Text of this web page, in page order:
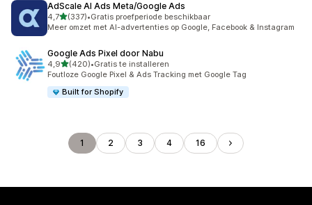
AdScale AI Ads Meta/Google Ads
4,7van 5 sterren
(337)
337 recensies in totaal
•Gratis proefperiode beschikbaar
Meer omzet met AI-advertenties op Google, Facebook & Instagram
Google Ads Pixel door Nabu
4,9van 5 sterren
(420)
420 recensies in totaal
•Gratis te installeren
Foutloze Google Pixel & Ads Tracking met Google Tag
Built for Shopify
1 2 3 4 16